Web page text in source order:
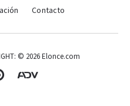
Contacto
© 2026 Elonce.com